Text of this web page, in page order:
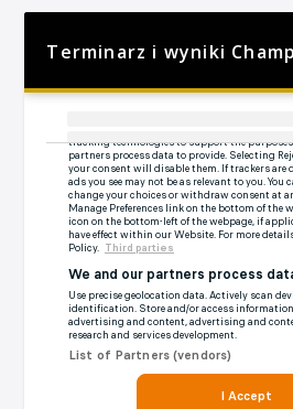
Terminarz i wyniki